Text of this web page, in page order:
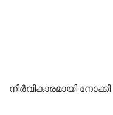
നിർവികാരമായി